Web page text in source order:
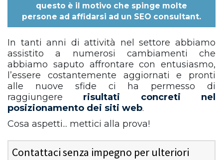
questo è il motivo che spinge molte
persone ad affidarsi ad un SEO consultant.
In tanti anni di attività nel settore abbiamo
assistito a numerosi cambiamenti che
abbiamo saputo affrontare con entusiasmo,
l’essere costantemente aggiornati e pronti
alle nuove sfide ci ha permesso di
raggiungere risultati concreti nel
posizionamento dei siti web.
Cosa aspetti... mettici alla prova!
Contattaci senza impegno per ulteriori